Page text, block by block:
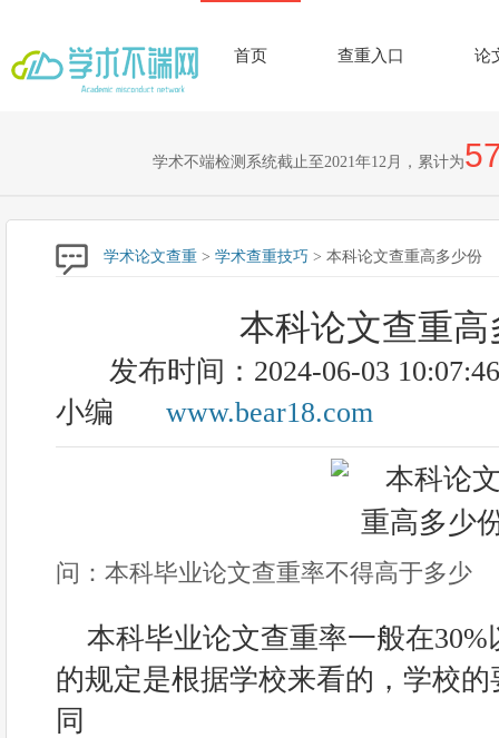
首页 查重入口 论
学术不端检测系统截止至2021年12月，累计为
学术论文查重 > 学术查重技巧 > 本科论文查重高多少份
本科论文查重高
发布时间：2024-06-03 10:07:46
小编
www.bear18.com
问：本科毕业论文查重率不得高于多少
本科毕业论文查重率一般在
的规定是根据学校来看的，学校
同